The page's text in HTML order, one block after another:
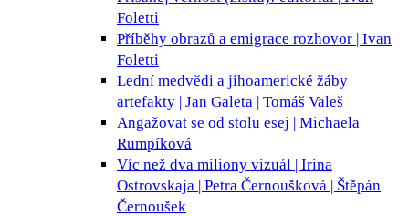
Foletti
Příběhy obrazů a emigrace rozhovor | Ivan
Foletti
Lední medvědi a jihoamerické žáby
artefakty | Jan Galeta | Tomáš Valeš
Angažovat se od stolu esej | Michaela
Rumpíková
Víc než dva miliony vizuál | Irina
Ostrovskaja | Petra Černoušková | Štěpán
Černoušek